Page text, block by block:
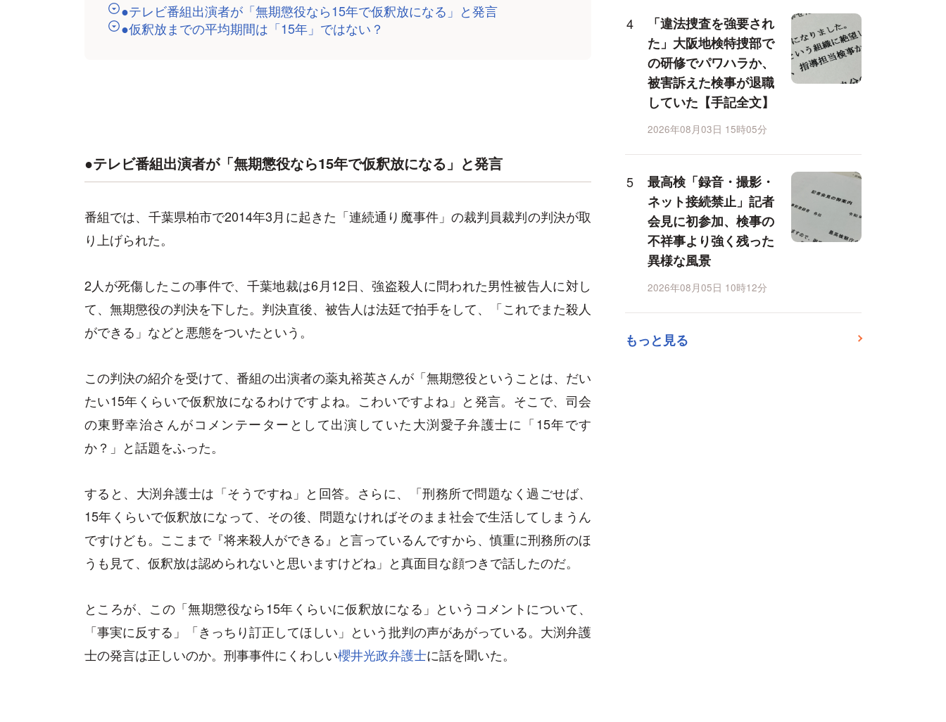
●テレビ番組出演者が「無期懲役なら15年で仮釈放になる」と発言
●仮釈放までの平均期間は「15年」ではない？
●テレビ番組出演者が「無期懲役なら15年で仮釈放になる」と発言
番組では、千葉県柏市で2014年3月に起きた「連続通り魔事件」の裁判員裁判の判決が取
り上げられた。
2人が死傷したこの事件で、千葉地裁は6月12日、強盗殺人に問われた男性被告人に対し
て、無期懲役の判決を下した。判決直後、被告人は法廷で拍手をして、「これでまた殺人
ができる」などと悪態をついたという。
この判決の紹介を受けて、番組の出演者の薬丸裕英さんが「無期懲役ということは、だい
たい15年くらいで仮釈放になるわけですよね。こわいですよね」と発言。そこで、司会
の東野幸治さんがコメンテーターとして出演していた大渕愛子弁護士に「15年です
か？」と話題をふった。
すると、大渕弁護士は「そうですね」と回答。さらに、「刑務所で問題なく過ごせば、
15年くらいで仮釈放になって、その後、問題なければそのまま社会で生活してしまうん
ですけども。ここまで『将来殺人ができる』と言っているんですから、慎重に刑務所のほ
うも見て、仮釈放は認められないと思いますけどね」と真面目な顔つきで話したのだ。
ところが、この「無期懲役なら15年くらいに仮釈放になる」というコメントについて、
「事実に反する」「きっちり訂正してほしい」という批判の声があがっている。大渕弁護
士の発言は正しいのか。刑事事件にくわしい櫻井光政弁護士に話を聞いた。
「違法捜査を強要され
た」大阪地検特捜部で
の研修でパワハラか、
被害訴えた検事が退職
していた【手記全文】
2026年08月03日 15時05分
最高検「録音・撮影・
ネット接続禁止」記者
会見に初参加、検事の
不祥事より強く残った
異様な風景
2026年08月05日 10時12分
もっと見る